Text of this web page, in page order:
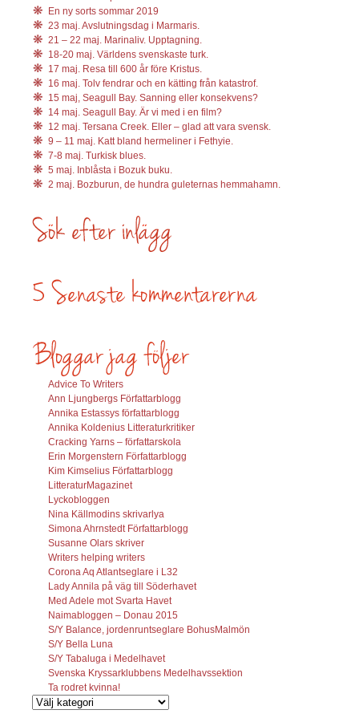
En ny sorts sommar 2019
23 maj. Avslutningsdag i Marmaris.
21 – 22 maj. Marinaliv. Upptagning.
18-20 maj. Världens svenskaste turk.
17 maj. Resa till 600 år före Kristus.
16 maj. Tolv fendrar och en kätting från katastrof.
15 maj, Seagull Bay. Sanning eller konsekvens?
14 maj. Seagull Bay. Är vi med i en film?
12 maj. Tersana Creek. Eller – glad att vara svensk.
9 – 11 maj. Katt bland hermeliner i Fethyie.
7-8 maj. Turkisk blues.
5 maj. Inblåsta i Bozuk buku.
2 maj. Bozburun, de hundra guleternas hemmahamn.
Advice To Writers
Ann Ljungbergs Författarblogg
Annika Estassys författarblogg
Annika Koldenius Litteraturkritiker
Cracking Yarns – författarskola
Erin Morgenstern Författarblogg
Kim Kimselius Författarblogg
LitteraturMagazinet
Lyckobloggen
Nina Källmodins skrivarlya
Simona Ahrnstedt Författarblogg
Susanne Olars skriver
Writers helping writers
Corona Aq Atlantseglare i L32
Lady Annila på väg till Söderhavet
Med Adele mot Svarta Havet
Naimabloggen – Donau 2015
S/Y Balance, jordenruntseglare BohusMalmön
S/Y Bella Luna
S/Y Tabaluga i Medelhavet
Svenska Kryssarklubbens Medelhavssektion
Ta rodret kvinna!
Vilka